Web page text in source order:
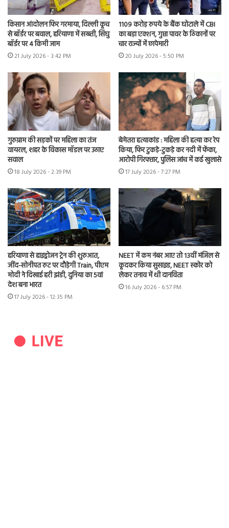
किसान आंदोलन फिर गरमाया, दिल्ली कूच
से बॉर्डर पर बवाल, हरियाणा में सख्ती, सिंघु
बॉर्डर पर 4 किमी जाम
21 July 2026 - 3:42 PM
1109 करोड़ रुपये के बैंक घोटाले में CBI
का बड़ा एक्शन, गुप्ता पावर के ठिकानों पर
चार राज्यों में छापेमारी
20 July 2026 - 5:50 PM
गुरुग्राम की सड़कों पर महिला का तंज
वायरल, शहर के विकास मॉडल पर उठाए
सवाल
18 July 2026 - 2:39 PM
बेमेतरा हत्याकांड : महिला की हत्या कर रेप
किया, फिर टुकड़े-टुकड़े कर नदी में फेंका,
आरोपी गिरफ्तार, पुलिस जांच में कई खुलासे
17 July 2026 - 7:27 PM
हरियाणा से हाइड्रोजन ट्रेन की शुरुआत,
जींद-सोनीपत रुट पर दौड़ेगी Train, पीएम
मोदी ने दिखाई हरी झंडी, दुनिया का 5वां
देश बना भारत
17 July 2026 - 12:35 PM
NEET में कम नंबर आए तो 13वीं मंजिल से
कूदकर किया सुसाइड, NEET स्कोर को
लेकर तनाव में थी दानविता
16 July 2026 - 6:57 PM